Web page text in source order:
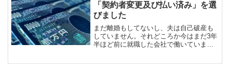
「契約者変更及び払い済み」を選
びました
まだ離婚もしてないし、夫は自己破産も
していません。それどころか今はまだ3年
半ほど前に就職した会社で働いていま